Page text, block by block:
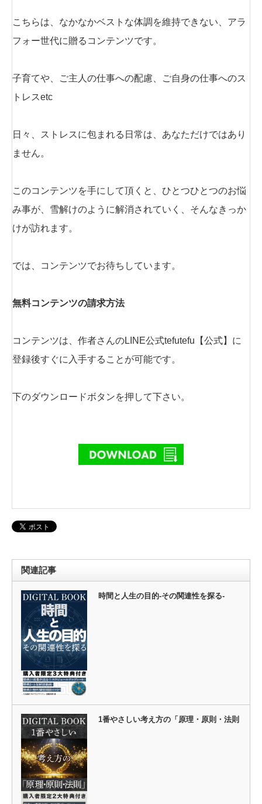
こちらは、なかなかベストな体調を維持できない、アラ
フォー世代に贈るコンテンツです。
子育てや、ご主人の仕事への配慮、ご自身の仕事へのス
トレスetc
日々、ストレスに包まれる日常は、あなただけではあり
ません。
このコンテンツを手にして頂くと、ひとつひとつのお悩
み事が、雪解けのように解消されていく、そんなきっか
けが訪れます。
では、コンテンツでお待ちしています。
無料コンテンツの請求方法
コンテンツは、作者さんのLINE公式tefutefu【公式】に
登録後すぐに入手することが可能です。
下のダウンロードボタンを押して下さい。
関連記事
時間と人生の目的-その関連性を探る-
1番やさしい考え方の「原理・原則・法則